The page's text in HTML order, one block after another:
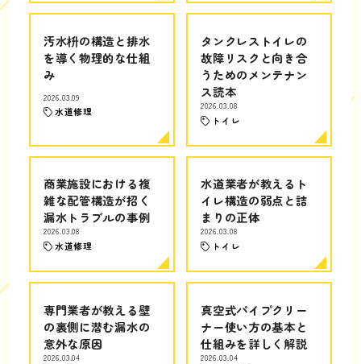
汚水枡の構造と排水
を導く物理的な仕組
み
2026.03.09
水道修理
タンクレストイレの
故障リスクと向き合
うためのメンテナン
ス読本
2026.03.08
トイレ
商業施設における複
雑な配管構造が招く
漏水トラブルの事例
2026.03.08
水道修理
水道業者が教えるト
イレ構造の弱点と詰
まりの正体
2026.03.08
トイレ
専門業者が教える壁
の裏側に潜む漏水の
意外な原因
2026.03.04
真空式パイプクリー
ナー使い方の基本と
仕組みを詳しく解説
2026.03.04